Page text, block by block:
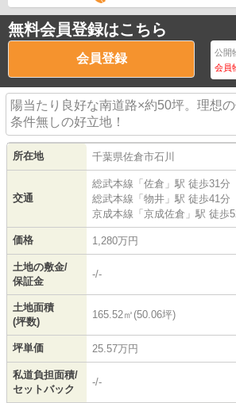
無料会員登録はこちら
会員登録 公開
会員
陽当たり良好な南道路×約50坪。理想
条件無しの好立地！
所在地 千葉県佐倉市石川
交通
総武本線 「 佐倉 」駅 徒歩31分
総武本線 「 物井 」駅 徒歩41分
京成本線 「 京成佐倉 」駅 徒歩
価格 1,280万円
土地の敷金/
保証金
-/-
土地面積
(坪数)
165.52㎡(50.06坪)
坪単価 25.57万円
私道負担面積/
セットバック
-/-